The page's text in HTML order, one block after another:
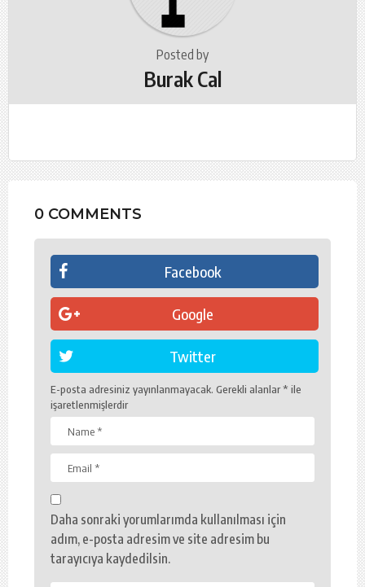
Posted by
Burak Cal
0 COMMENTS
Facebook
Google
Twitter
E-posta adresiniz yayınlanmayacak. Gerekli alanlar* ile
işaretlenmişlerdir
Daha sonraki yorumlarımda kullanılması için
adım, e-posta adresim ve site adresim bu
tarayıcıya kaydedilsin.